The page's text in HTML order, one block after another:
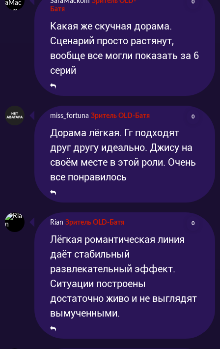
Батя
0
Какая же скучная дорама.
Сценарий просто растянут,
вообще все могли показать за 6
серий
miss_fortuna Зритель OLD-Батя 0
Дорама лёгкая. Гг подходят
друг другу идеально. Джису на
своём месте в этой роли. Очень
все понравилось
Rian Зритель OLD-Батя 0
Лёгкая романтическая линия
даёт стабильный
развлекательный эффект.
Ситуации построены
достаточно живо и не выглядят
вымученными.